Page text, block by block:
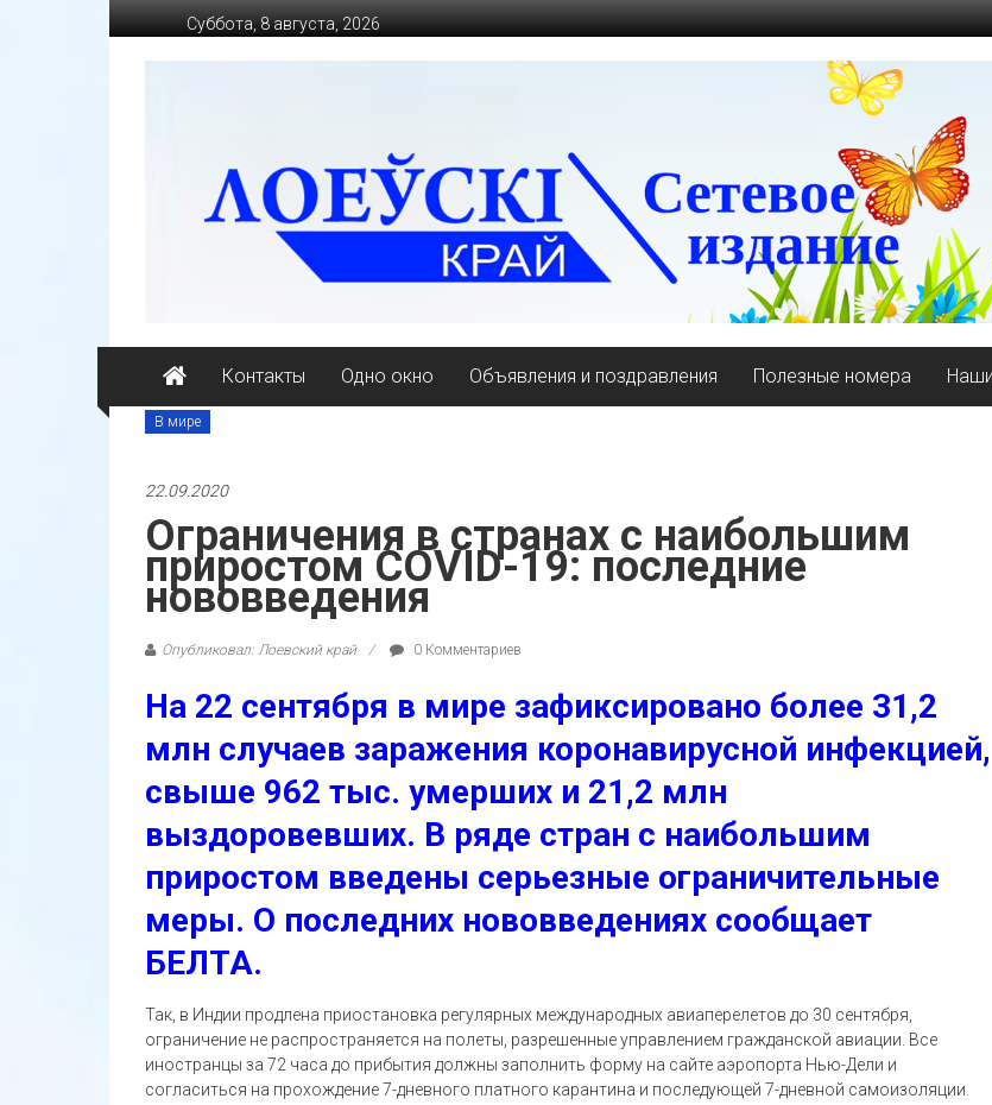
к
содержимому
Суббота, 8 августа, 2026
массово-
политическая
Контакты Одно окно Объявления и поздравления Полезные номера
В мире
22.09.2020
Ограничения в странах с наибольшим
приростом COVID-19: последние
нововведения
Опубликовал: Лоевский край 0 Комментариев
На 22 сентября в мире зафиксировано более 31,2
млн случаев заражения коронавирусной инфекцией,
свыше 962 тыс. умерших и 21,2 млн
выздоровевших. В ряде стран с наибольшим
приростом введены серьезные ограничительные
меры. О последних нововведениях сообщает
БЕЛТА.
Так, в Индии продлена приостановка регулярных международных авиаперелетов до 30 сентября,
ограничение не распространяется на полеты, разрешенные управлением гражданской авиации. Все
иностранцы за 72 часа до прибытия должны заполнить форму на сайте аэропорта Нью-Дели и
согласиться на прохождение 7-дневного платного карантина и последующей 7-дневной самоизоляции.